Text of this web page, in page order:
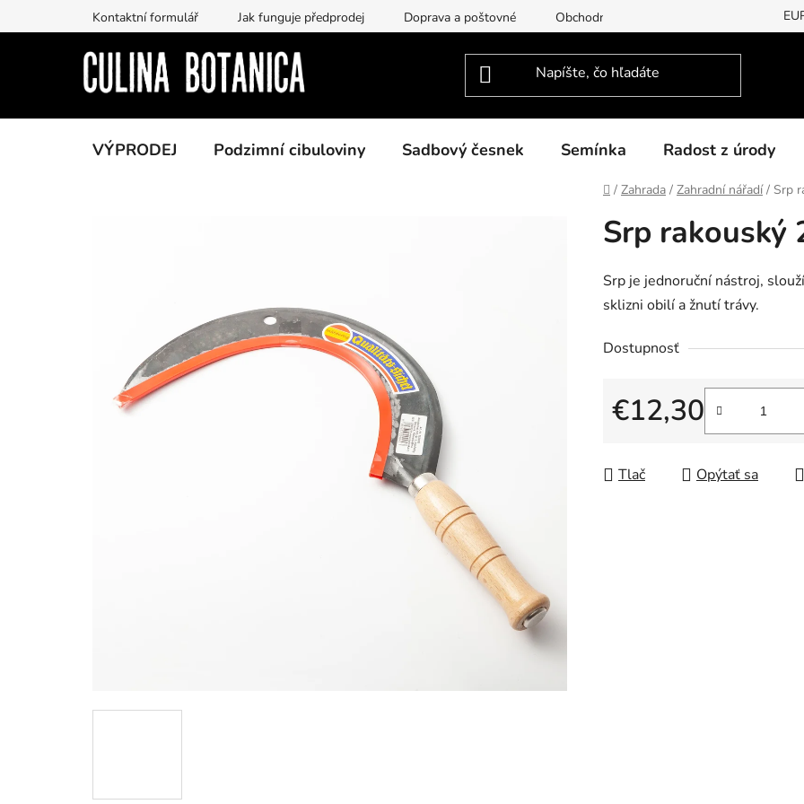
na
Kontaktní formulář Jak funguje předprodej Doprava a poštovné Obchodní podmínky Podmínky
VÝPRODEJ Podzimní cibuloviny Sadbový česnek Semínka Radost z úrody
Domov
/ Zahrada / Zahradní nářadí / Srp
Srp rakouský
Srp je jednoruční nástroj,
sklizni obilí a žnutí trávy.
Dostupnosť
€12,30
Jednotková cena:
Tlač Opýtať sa